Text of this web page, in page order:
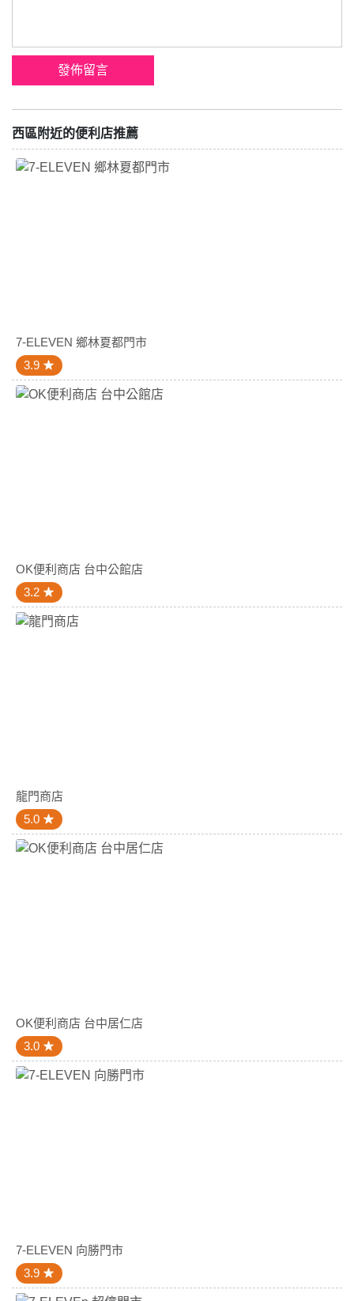
西區附近的便利店推薦
7-ELEVEN 鄉林夏都門市
3.9
OK便利商店 台中公館店
3.2
龍門商店
5.0
OK便利商店 台中居仁店
3.0
7-ELEVEN 向勝門市
3.9